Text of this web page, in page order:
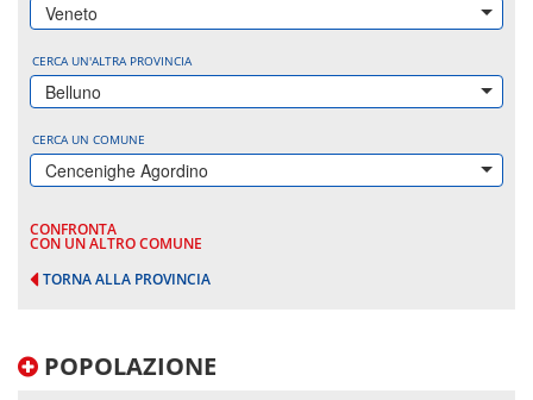
Veneto
CERCA UN'ALTRA PROVINCIA
Belluno
CERCA UN COMUNE
Cencenighe Agordino
CONFRONTA
CON UN ALTRO COMUNE
TORNA ALLA PROVINCIA
POPOLAZIONE